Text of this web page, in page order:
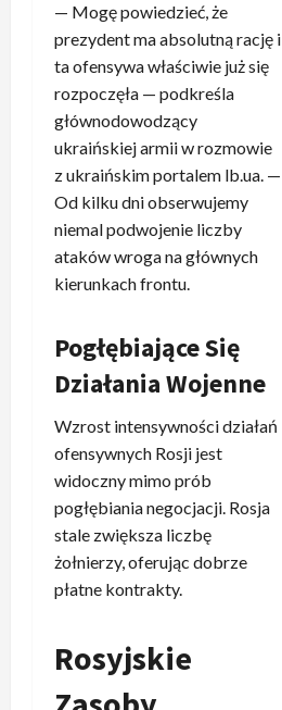
— Mogę powiedzieć, że
prezydent ma absolutną rację i
ta ofensywa właściwie już się
rozpoczęła — podkreśla
głównodowodzący
ukraińskiej armii w rozmowie
z ukraińskim portalem lb.ua. —
Od kilku dni obserwujemy
niemal podwojenie liczby
ataków wroga na głównych
kierunkach frontu.
Pogłębiające Się
Działania Wojenne
Wzrost intensywności działań
ofensywnych Rosji jest
widoczny mimo prób
pogłębiania negocjacji. Rosja
stale zwiększa liczbę
żołnierzy, oferując dobrze
płatne kontrakty.
Rosyjskie